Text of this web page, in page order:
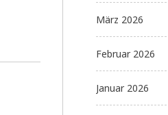
März 2026
Februar 2026
Januar 2026